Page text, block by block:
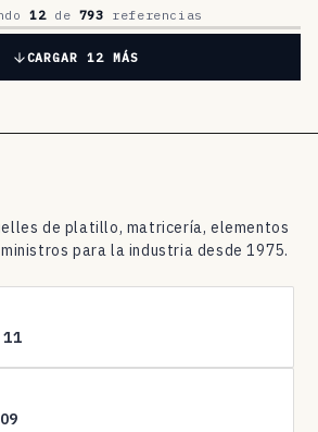
12de 793 referencias
CARGAR 12 MÁS
de platillo, matricería, elementos
para la industria desde 1975.
11